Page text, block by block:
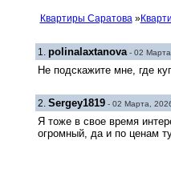
Квартиры Саратова»
1. polinalaxtanova- 02
Не подскажите мне, где
2. Sergey1819- 02 Марта,
Я тоже в свое время
огромный, да и по ценам